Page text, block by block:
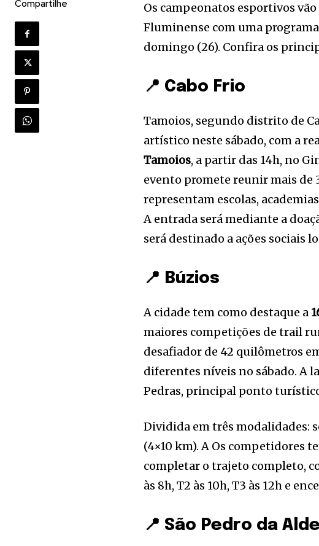
Compartilhe
Os campeonatos esportivos
Fluminense com uma
domingo (26). Confira os
📍 Cabo Frio
Tamoios, segundo distrito de
artístico neste sábado, com a
Tamoios, a partir das 14h, no
evento promete reunir mais de
representam escolas,
A entrada será mediante a
será destinado a ações sociais
📍 Búzios
A cidade tem como destaque a
maiores competições de trail
desafiador de 42 quilômetros
diferentes níveis no sábado. A
Pedras, principal ponto
Dividida em três modalidades:
(4×10 km). A Os competidores
completar o trajeto completo,
às 8h, T2 às 10h, T3 às 12h e
📍 São Pedro da